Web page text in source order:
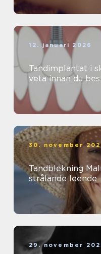
12. januari 2026
Tandimplantat i skövde vad
veta innan du
30. november
Tandblekning
strålande leende
29. november